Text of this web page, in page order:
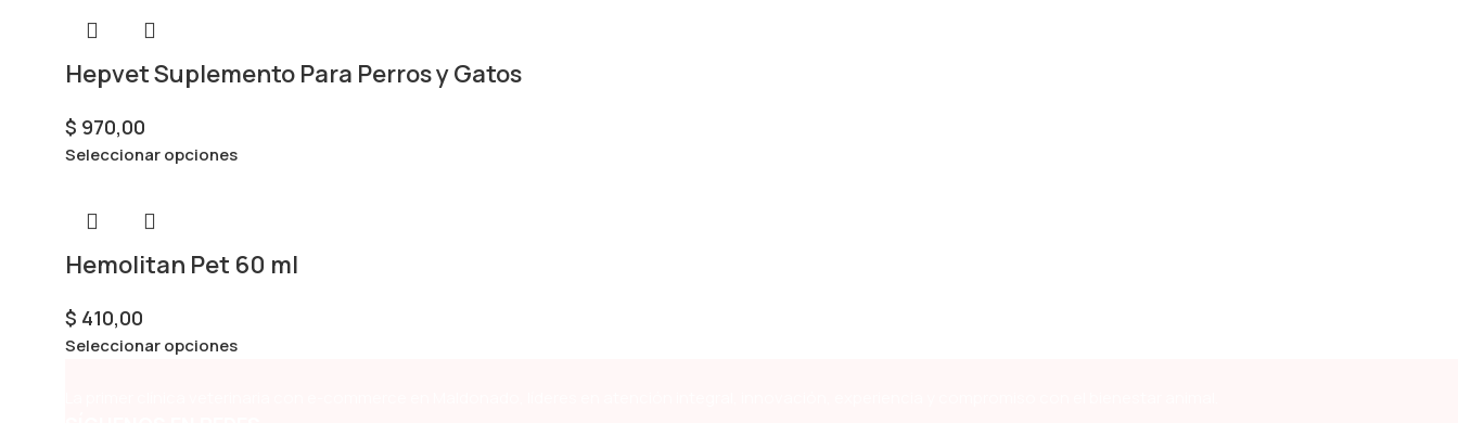
Hepvet Suplemento Para Perros y Gatos
$ 970,00
Seleccionar opciones
Hemolitan Pet 60 ml
$ 410,00
Seleccionar opciones